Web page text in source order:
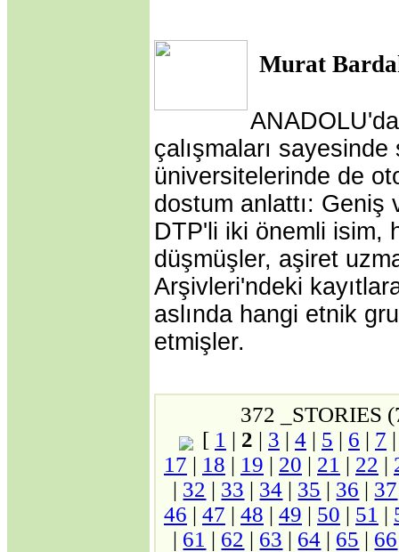
Murat
çalışmaları
üniversitelerinde de
dostum anlattı: Geniş
DTP'li iki önemli isim,
düşmüşler, aşiret
Arşivleri'ndeki
aslında hangi etnik
etmişler.
372 _STORIES
[ 1 | 2 | 3 | 4 | 5 | 6 | 7
17 | 18 | 19 | 20 | 21 | 22 |
| 32 | 33 | 34 | 35 | 36 | 37
46 | 47 | 48 | 49 | 50 | 51 |
| 61 | 62 | 63 | 64 | 65 | 66